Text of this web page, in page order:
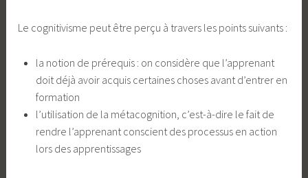
Le cognitivisme peut être perçu à travers les points suivants :
la notion de prérequis : on considère que l’apprenant
doit déjà avoir acquis certaines choses avant d’entrer en
formation
l’utilisation de la métacognition, c’est-à-dire le fait de
rendre l’apprenant conscient des processus en action
lors des apprentissages